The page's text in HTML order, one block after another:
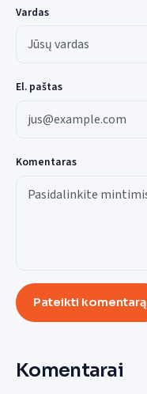
Vardas
El. paštas
Komentaras
Pateikti komentarą
Komentarai